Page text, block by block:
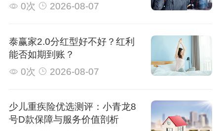
0次
2026-08-07
泰赢家2.0分红型好不好？红利
能否如期到账？
0次
2026-08-07
少儿重疾险优选测评：小青龙8
号D款保障与服务价值剖析